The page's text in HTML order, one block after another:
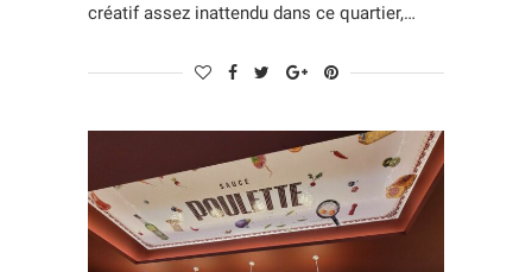
créatif assez inattendu dans ce quartier,…